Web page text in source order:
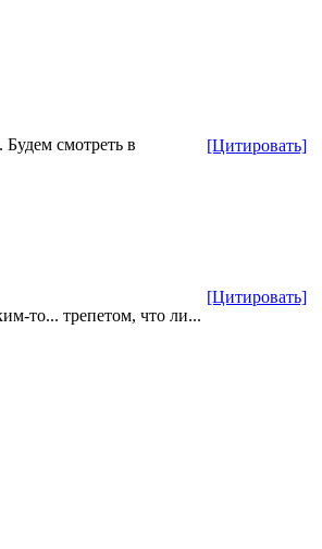
[Цитировать]
смотреть в
[Цитировать]
то... трепетом, что ли...